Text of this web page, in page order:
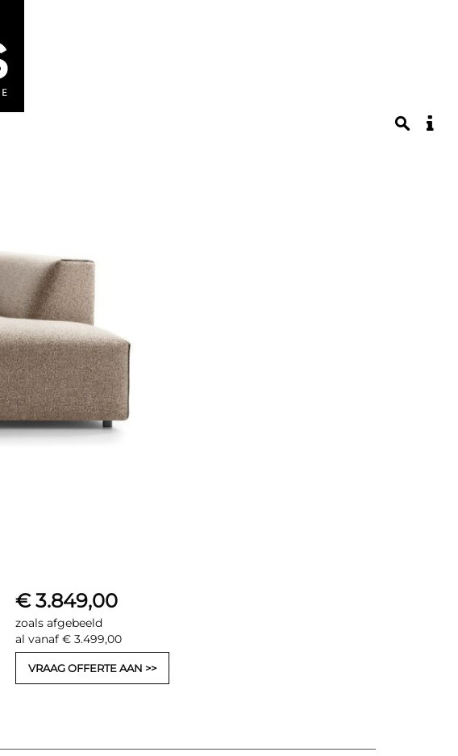
€ 3.849,00
zoals afgebeeld
al vanaf € 3.499,00
VRAAG OFFERTE AAN